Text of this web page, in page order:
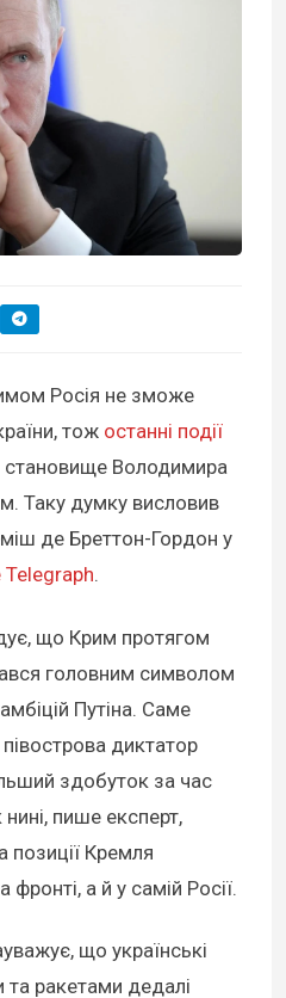
Росія не зможе
тож останні події
становище Володимира
Таку думку висловив
де Бреттон-Гордон у
Telegraph.
що Крим протягом
головним символом
Путіна. Саме
диктатор
здобуток за час
пише експерт,
позиції Кремля
а й у самій Росії.
що українські
та ракетами дедалі